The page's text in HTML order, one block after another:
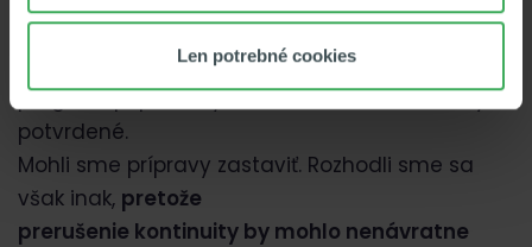
Len potrebné cookies
Tentoraz sme informáciu o nepodporení dostali
päť mesiacov neskôr– v čase, keď bol
program pripravený a medzinárodné záväzky
potvrdené.
Mohli sme prípravy zastaviť. Rozhodli sme sa
však inak, pretože
prerušenie kontinuity by mohlo nenávratne